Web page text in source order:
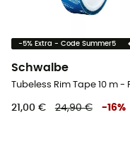
-5% Extra - Code Summer5
Schwalbe
21,00 € 24,90 € -16%